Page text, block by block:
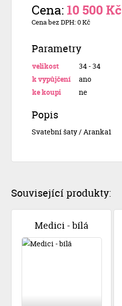
Cena:10 500 Kč
Cena bez DPH: 0 Kč
Parametry
velikost
34 - 34
k vypůjčení
ano
ke koupi
ne
Popis
Svatební šaty / Aranka1
Související produkty:
Medici - bílá